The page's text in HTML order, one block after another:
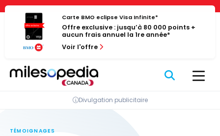
Panneau de gestion des cookies
Passer
contenu
Carte BMO eclipse Visa Infinite*
Offre exclusive : jusqu’à 80 000 points +
aucun frais annuel la 1re année*
Voir l'offre
Divulgation publicitaire
TÉMOIGNAGES